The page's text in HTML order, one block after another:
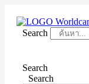
contentSearch
Search
Search